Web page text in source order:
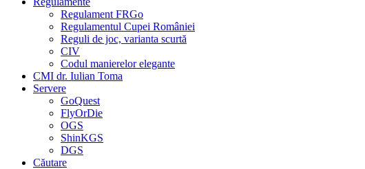
Regulament FRGo
Regulamentul Cupei României
Reguli de joc, varianta scurtă
CIV
Codul manierelor elegante
CMI dr. Iulian Toma
Servere
GoQuest
FlyOrDie
OGS
ShinKGS
DGS
Căutare